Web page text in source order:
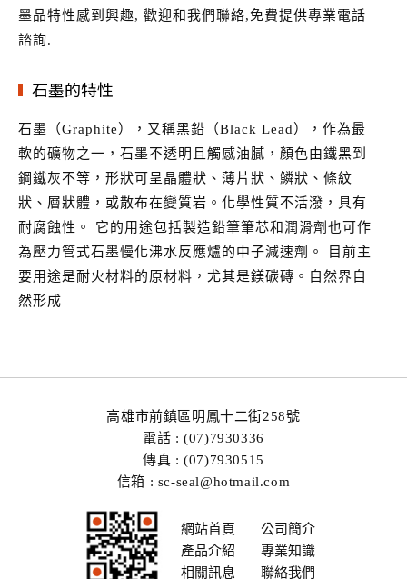
墨品特性感到興趣, 歡迎和我們聯絡,免費提供專業電話
諮詢.
石墨的特性
石墨（Graphite），又稱黑鉛（Black Lead），作為最
軟的礦物之一，石墨不透明且觸感油膩，顏色由鐵黑到
鋼鐵灰不等，形狀可呈晶體狀、薄片狀、鱗狀、條紋
狀、層狀體，或散布在變質岩。化學性質不活潑，具有
耐腐蝕性。 它的用途包括製造鉛筆筆芯和潤滑劑也可作
為壓力管式石墨慢化沸水反應爐的中子減速劑。 目前主
要用途是耐火材料的原材料，尤其是鎂碳磚。自然界自
然形成
高雄市前鎮區明鳳十二街258號
電話 : (07)7930336
傳真 : (07)7930515
信箱 : sc-seal@hotmail.com
網站首頁
公司簡介
產品介紹
專業知識
相關訊息
聯絡我們